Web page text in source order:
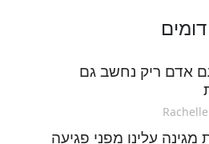
אדם ריק נחשב גם
מגינה עלינו מפני פגיעה